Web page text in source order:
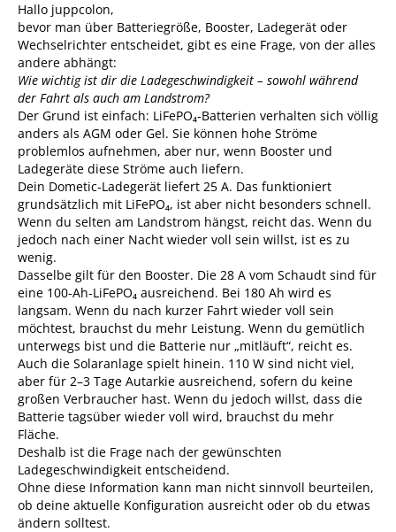
Hallo juppcolon,
bevor man über Batteriegröße, Booster, Ladegerät oder
Wechselrichter entscheidet, gibt es eine Frage, von der alles
andere abhängt:
Wie wichtig ist dir die Ladegeschwindigkeit – sowohl während
der Fahrt als auch am Landstrom?
Der Grund ist einfach: LiFePO₄‑Batterien verhalten sich völlig
anders als AGM oder Gel. Sie können hohe Ströme
problemlos aufnehmen, aber nur, wenn Booster und
Ladegeräte diese Ströme auch liefern.
Dein Dometic‑Ladegerät liefert 25 A. Das funktioniert
grundsätzlich mit LiFePO₄, ist aber nicht besonders schnell.
Wenn du selten am Landstrom hängst, reicht das. Wenn du
jedoch nach einer Nacht wieder voll sein willst, ist es zu
wenig.
Dasselbe gilt für den Booster. Die 28 A vom Schaudt sind für
eine 100‑Ah‑LiFePO₄ ausreichend. Bei 180 Ah wird es
langsam. Wenn du nach kurzer Fahrt wieder voll sein
möchtest, brauchst du mehr Leistung. Wenn du gemütlich
unterwegs bist und die Batterie nur „mitläuft“, reicht es.
Auch die Solaranlage spielt hinein. 110 W sind nicht viel,
aber für 2–3 Tage Autarkie ausreichend, sofern du keine
großen Verbraucher hast. Wenn du jedoch willst, dass die
Batterie tagsüber wieder voll wird, brauchst du mehr
Fläche.
Deshalb ist die Frage nach der gewünschten
Ladegeschwindigkeit entscheidend.
Ohne diese Information kann man nicht sinnvoll beurteilen,
ob deine aktuelle Konfiguration ausreicht oder ob du etwas
ändern solltest.